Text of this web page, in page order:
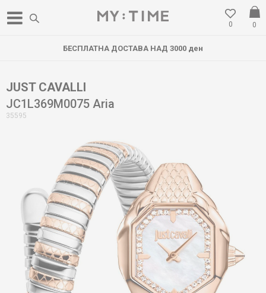
0
0
БЕСПЛАТНА ДОСТАВА НАД 3000 ден
JUST CAVALLI
JC1L369M0075 Aria
35595